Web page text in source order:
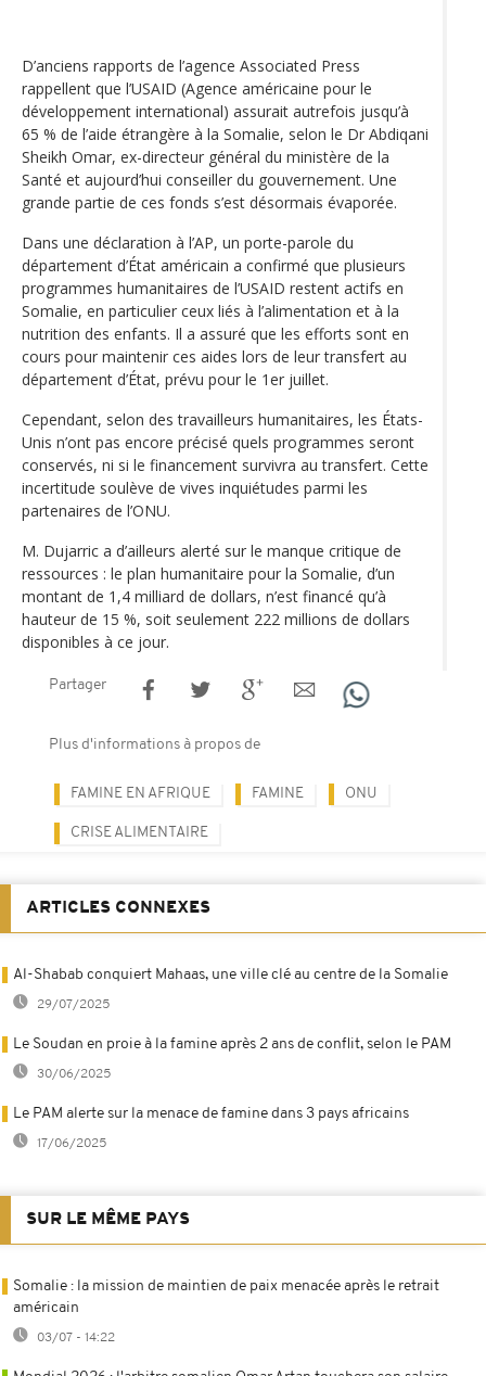
D’anciens rapports de l’agence Associated Press
rappellent que l’USAID (Agence américaine pour le
développement international) assurait autrefois jusqu’à
65 % de l’aide étrangère à la Somalie, selon le Dr Abdiqani
Sheikh Omar, ex-directeur général du ministère de la
Santé et aujourd’hui conseiller du gouvernement. Une
grande partie de ces fonds s’est désormais évaporée.
Dans une déclaration à l’AP, un porte-parole du
département d’État américain a confirmé que plusieurs
programmes humanitaires de l’USAID restent actifs en
Somalie, en particulier ceux liés à l’alimentation et à la
nutrition des enfants. Il a assuré que les efforts sont en
cours pour maintenir ces aides lors de leur transfert au
département d’État, prévu pour le 1er juillet.
Cependant, selon des travailleurs humanitaires, les États-
Unis n’ont pas encore précisé quels programmes seront
conservés, ni si le financement survivra au transfert. Cette
incertitude soulève de vives inquiétudes parmi les
partenaires de l’ONU.
M. Dujarric a d’ailleurs alerté sur le manque critique de
ressources : le plan humanitaire pour la Somalie, d’un
montant de 1,4 milliard de dollars, n’est financé qu’à
hauteur de 15 %, soit seulement 222 millions de dollars
disponibles à ce jour.
Partager
Plus d'informations à propos de
FAMINE EN AFRIQUE FAMINE ONU
CRISE ALIMENTAIRE
ARTICLES CONNEXES
Al-Shabab conquiert Mahaas, une ville clé au centre de la Somalie
29/07/2025
Le Soudan en proie à la famine après 2 ans de conflit, selon le PAM
30/06/2025
Le PAM alerte sur la menace de famine dans 3 pays africains
17/06/2025
SUR LE MÊME PAYS
Somalie : la mission de maintien de paix menacée après le retrait
américain
03/07 - 14:22